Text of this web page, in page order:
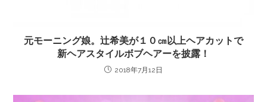
元モーニング娘。辻希美が１０㎝以上ヘアカットで
新ヘアスタイルボブヘアーを披露！
2018年7月12日